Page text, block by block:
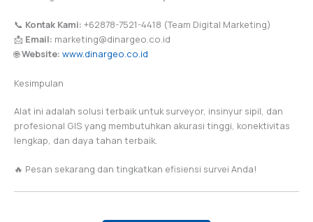
📞 Kontak Kami: +62878-7521-4418 (Team Digital Marketing)
📩 Email: marketing@dinargeo.co.id
🌐Website: www.dinargeo.co.id
Kesimpulan
Alat ini adalah solusi terbaik untuk surveyor, insinyur sipil, dan
profesional GIS yang membutuhkan akurasi tinggi, konektivitas
lengkap, dan daya tahan terbaik.
🔥 Pesan sekarang dan tingkatkan efisiensi survei Anda!